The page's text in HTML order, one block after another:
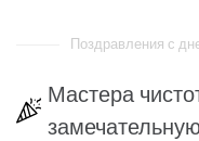
Поздравления с
Мастера